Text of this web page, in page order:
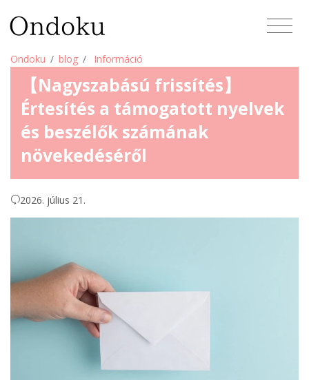
Ondoku blog Információ
【Nagyszabású frissítés】
Értesítés a támogatott nyelvek
és beszélők számának
növekedéséről
2026. július 21.